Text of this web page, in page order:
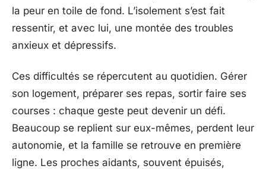
la peur en toile de fond. L’isolement s’est fait
ressentir, et avec lui, une montée des troubles
anxieux et dépressifs.
Ces difficultés se répercutent au quotidien. Gérer
son logement, préparer ses repas, sortir faire ses
courses : chaque geste peut devenir un défi.
Beaucoup se replient sur eux-mêmes, perdent leur
autonomie, et la famille se retrouve en première
ligne. Les proches aidants, souvent épuisés,